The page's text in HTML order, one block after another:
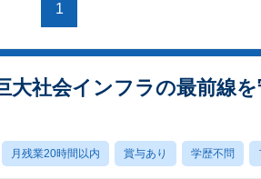
1
大社会インフラの最前線
月残業20時間以内 賞与あり 学歴不問